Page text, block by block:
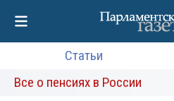
Статьи
Все о пенсиях в России